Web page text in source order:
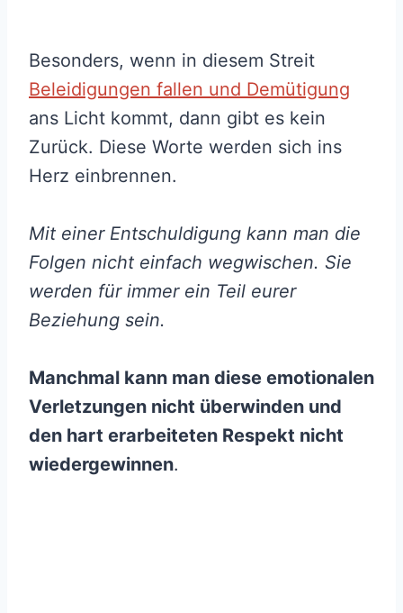
Besonders, wenn in diesem Streit
Beleidigungen fallen und Demütigung
ans Licht kommt, dann gibt es kein
Zurück. Diese Worte werden sich ins
Herz einbrennen.
Mit einer Entschuldigung kann man die
Folgen nicht einfach wegwischen. Sie
werden für immer ein Teil eurer
Beziehung sein.
Manchmal kann man diese emotionalen
Verletzungen nicht überwinden und
den hart erarbeiteten Respekt nicht
wiedergewinnen.